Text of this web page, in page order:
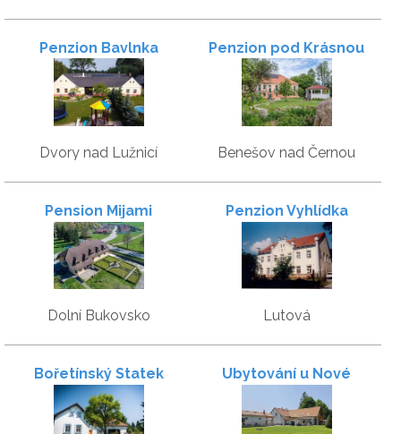
Penzion Bavlnka
Dvory nad Lužnicí
Penzion pod Krásnou
horou
Benešov nad Černou
Pension Mijami
Dolní Bukovsko
Penzion Vyhlídka
Lutová
Bořetínský Statek
Ubytování u Nové
Bystřice